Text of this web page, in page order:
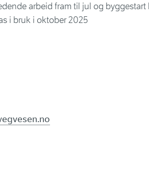
arbeid fram til jul og byggestart
i bruk i oktober 2025